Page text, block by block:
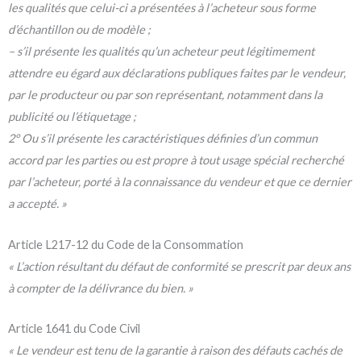
les qualités que celui-ci a présentées à l’acheteur sous forme
d’échantillon ou de modèle ;
– s’il présente les qualités qu’un acheteur peut légitimement
attendre eu égard aux déclarations publiques faites par le vendeur,
par le producteur ou par son représentant, notamment dans la
publicité ou l’étiquetage ;
2° Ou s’il présente les caractéristiques définies d’un commun
accord par les parties ou est propre à tout usage spécial recherché
par l’acheteur, porté à la connaissance du vendeur et que ce dernier
a accepté. »
Article L217-12 du Code de la Consommation
« L’action résultant du défaut de conformité se prescrit par deux ans
à compter de la délivrance du bien. »
Article 1641 du Code Civil
« Le vendeur est tenu de la garantie à raison des défauts cachés de